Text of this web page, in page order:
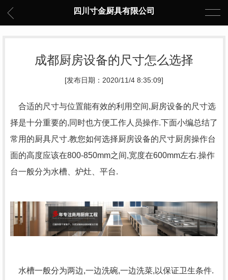
四川寸金厨具有限公司
成都厨房设备的尺寸怎么选择
[发布日期：2020/11/4 8:35:09]
合适的尺寸与位置能有效的利用空间,厨房设备的尺寸选
择是十分重要的,同时也方便工作人员操作.下面小编总结了
常用的厨具尺寸.教您如何选择厨房设备的尺寸厨房操作台
面的高度应该在800-850mm之间,宽度在600mm左右.操作
台一般分为水槽、炉灶、平台.
水槽一般分为两边,一边洗碗,一边洗菜,以保证卫生条件.